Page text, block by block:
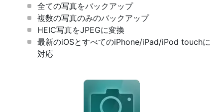
全ての写真をバックアップ
複数の写真のみのバックアップ
HEIC写真をJPEGに変換
最新のiOSとすべてのiPhone/iPad/iPod touchに
対応